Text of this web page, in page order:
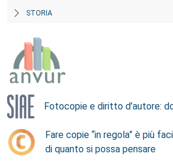
STORIA
Fotocopie e diritto d’autore:
Fare copie “in regola” è più
di quanto si possa pensare